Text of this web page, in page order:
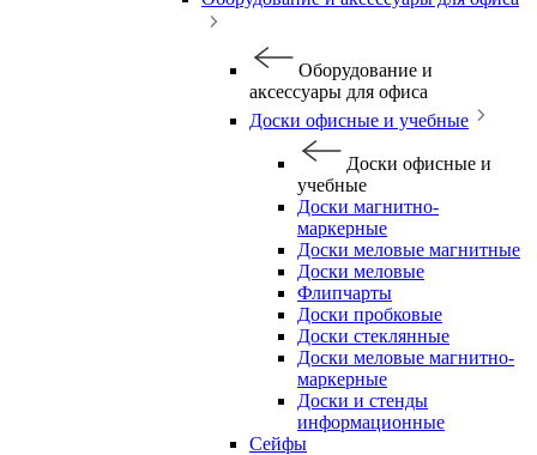
Оборудование и
аксессуары для офиса
Доски офисные и учебные
Доски офисные и
учебные
Доски магнитно-
маркерные
Доски меловые магнитные
Доски меловые
Флипчарты
Доски пробковые
Доски стеклянные
Доски меловые магнитно-
маркерные
Доски и стенды
информационные
Сейфы